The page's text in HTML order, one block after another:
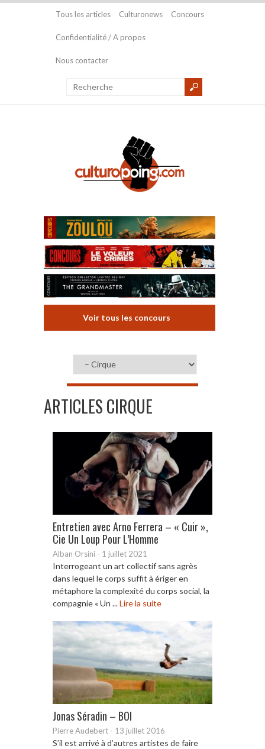
Tous les articles Culturonews Concours
Confidentialité / A propos
Nous contacter
Voir tous les concours
ARTICLES CIRQUE
Entretien avec Arno Ferrera – « Cuir »,
Cie Un Loup Pour L’Homme
Alban Orsini - 1 juillet 2021
Interrogeant un art collectif sans agrès
dans lequel le corps suffit à ériger en
métaphore la complexité du corps social, la
compagnie « Un ...Lire la suite
Jonas Séradin – BOI
Pierre Audebert - 13 juillet 2016
S’il est arrivé à d’autres artistes de faire